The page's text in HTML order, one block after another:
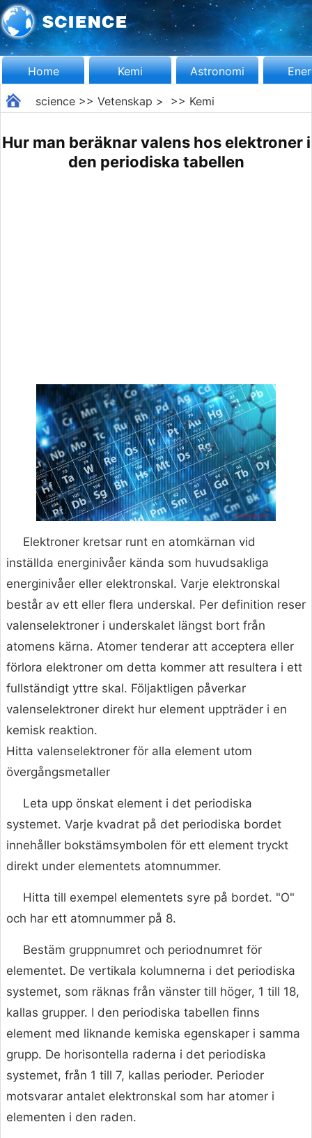
Home Kemi Astronomi
science>> Vetenskap > >> Kemi
Hur man beräknar valens hos elektroner i
den periodiska tabellen
Elektroner kretsar runt en atomkärnan vid
inställda energinivåer kända som huvudsakliga
energinivåer eller elektronskal. Varje elektronskal
består av ett eller flera underskal. Per definition reser
valenselektroner i underskalet längst bort från
atomens kärna. Atomer tenderar att acceptera eller
förlora elektroner om detta kommer att resultera i ett
fullständigt yttre skal. Följaktligen påverkar
valenselektroner direkt hur element uppträder i en
kemisk reaktion.
Hitta valenselektroner för alla element utom
övergångsmetaller
Leta upp önskat element i det periodiska
systemet. Varje kvadrat på det periodiska bordet
innehåller bokstämsymbolen för ett element tryckt
direkt under elementets atomnummer.
Hitta till exempel elementets syre på bordet. "O"
och har ett atomnummer på 8.
Bestäm gruppnumret och periodnumret för
elementet. De vertikala kolumnerna i det periodiska
systemet, som räknas från vänster till höger, 1 till 18,
kallas grupper. I den periodiska tabellen finns
element med liknande kemiska egenskaper i samma
grupp. De horisontella raderna i det periodiska
systemet, från 1 till 7, kallas perioder. Perioder
motsvarar antalet elektronskal som har atomer i
elementen i den raden.